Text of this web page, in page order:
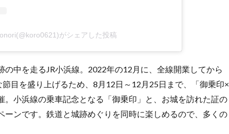
がシェアした投稿
中を走るJR小浜線。2022年の12月に、全線開業してから
目を盛り上げるため、8月12日～12月25日まで、「御乗印×
。小浜線の乗車記念となる「御乗印」と、お城を訪れた証の
ーンです。鉄道と城跡めぐりを同時に楽しめるので、多くの